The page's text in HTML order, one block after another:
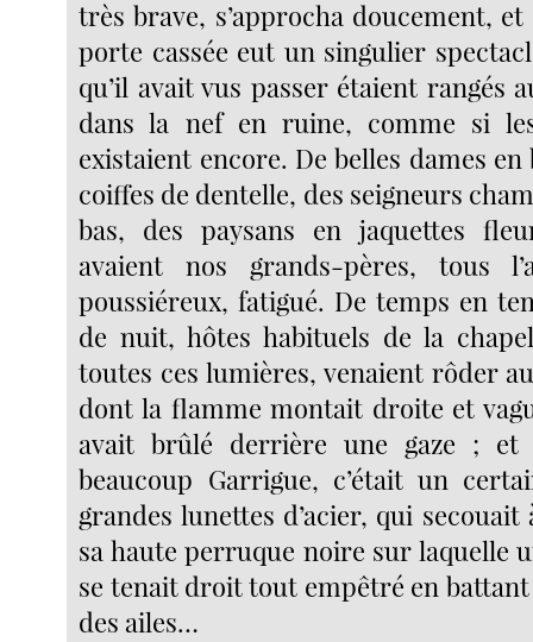
très brave, s’approcha doucement,
porte cassée eut un singulier
qu’il avait vus passer étaient rangés
dans la nef en ruine, comme si
existaient encore. De belles dames
coiffes de dentelle, des seigneurs
bas, des paysans en jaquettes
avaient nos grands-pères, tous
poussiéreux, fatigué. De temps en
de nuit, hôtes habituels de la
toutes ces lumières, venaient rôder
dont la flamme montait droite et
avait brûlé derrière une gaze ; et
beaucoup Garrigue, c’était un
grandes lunettes d’acier, qui
sa haute perruque noire sur laquelle
se tenait droit tout empêtré en
des ailes…